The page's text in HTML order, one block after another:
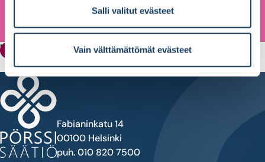
Salli valitut evästeet
Vain välttämättömät evästeet
Ulkomaisten osinkojen lähdeverotukseen ehdotetaan muutoksia
Fabianinkatu 14
00100 Helsinki
puh. 010 820 7500